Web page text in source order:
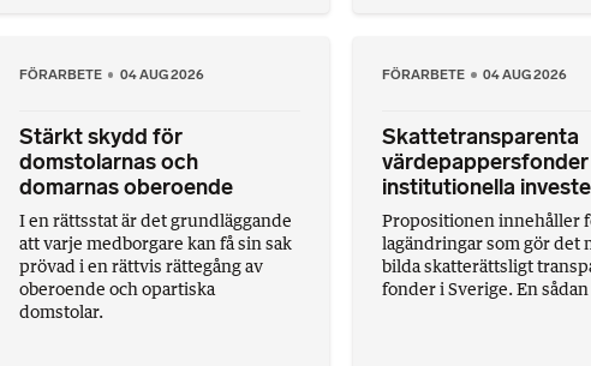
FÖRARBETE 04 AUG 2026
Stärkt skydd för
domstolarnas och
domarnas oberoende
I en rättsstat är det grundläggande
att varje medborgare kan få sin sak
prövad i en rättvis rättegång av
oberoende och opartiska
domstolar.
FÖRARBETE 04 AUG 2026
Skattetransparenta
institutionella
Propositionen innehåller
lagändringar som gör det
bilda skatterättsligt
fonder i Sverige. En sådan